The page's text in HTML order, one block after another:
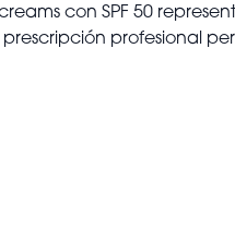
con SPF 50
profesional